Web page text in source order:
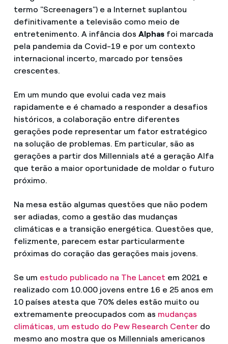
termo "Screenagers") e a Internet suplantou
definitivamente a televisão como meio de
entretenimento. A infância dos Alphas foi marcada
pela pandemia da Covid-19 e por um contexto
internacional incerto, marcado por tensões
crescentes.
Em um mundo que evolui cada vez mais
rapidamente e é chamado a responder a desafios
históricos, a colaboração entre diferentes
gerações pode representar um fator estratégico
na solução de problemas. Em particular, são as
gerações a partir dos Millennials até a geração Alfa
que terão a maior oportunidade de moldar o futuro
próximo.
Na mesa estão algumas questões que não podem
ser adiadas, como a gestão das mudanças
climáticas e a transição energética. Questões que,
felizmente, parecem estar particularmente
próximas do coração das gerações mais jovens.
Se um estudo publicado na The Lancet em 2021 e
realizado com 10.000 jovens entre 16 e 25 anos em
10 países atesta que 70% deles estão muito ou
extremamente preocupados com as mudanças
climáticas, um estudo do Pew Research Centerdo
mesmo ano mostra que os Millennials americanos